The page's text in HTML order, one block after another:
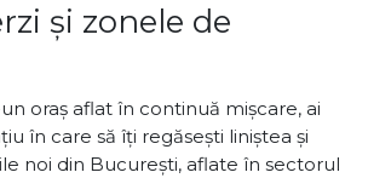
și zonele de
oraș aflat în continuă mișcare, ai
în care să îți regăsești liniștea și
noi din București, aflate în sectorul